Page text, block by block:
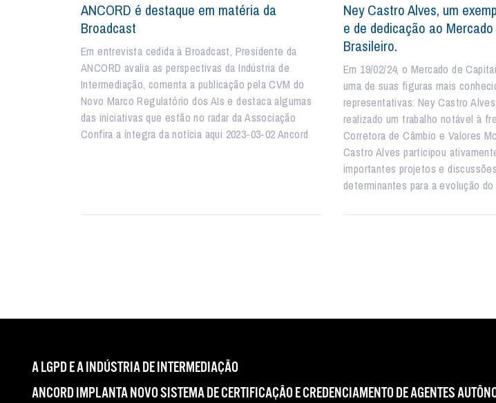
ANCORD é destaque em matéria da
Broadcast
Em entrevista cedida à Broadcast, Presidente da
ANCORD avalia as perspectivas da Indústria de
Intermediação, comenta a publicação pela CVM do
Novo Marco Regulatório dos AIs e destaca algumas
das iniciativas que estão no radar da Associação
Confira a íntegra da notícia aqui 2023-03-02 Ancord
Ney Castro Alves, um
e de dedicação ao
Brasileiro.
Em 19/02/24, o Mercado de
uma de suas figuras mais
representativas: Ney Castro
realizado um trabalho notável à
Corretora de Câmbio e Valores
Castro Alves participou
importantes projetos e
determinantes para a evolução
A LGPD E A INDÚSTRIA DE INTERMEDIAÇÃO
ANCORD IMPLANTA NOVO SISTEMA DE CERTIFICAÇÃO E CREDENCIAMENTO DE AGENTES